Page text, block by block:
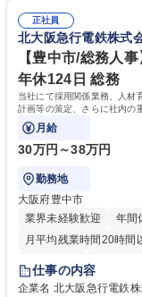
管理 ・福利厚生関連 ・
業務全般 募集職種 【東京／文京区】公益財団法人の総務人事業務／年間
休日125日
正社員
北大阪急行電鉄株式
【豊中市/総務人
年休124日 総務
当社にて採用関係業務、人材
計画等の策定、さらに社内の
般を担当していただきます。
月給
30万円～38万円
勤務地
大阪府豊中市
業界未経験歓迎
年間
月平均残業時間20時間
退職金あり
土日祝休み
服装自由
仕事の内容
企業名 北大阪急行電鉄株式会社 求人名 【豊中市/総務人事